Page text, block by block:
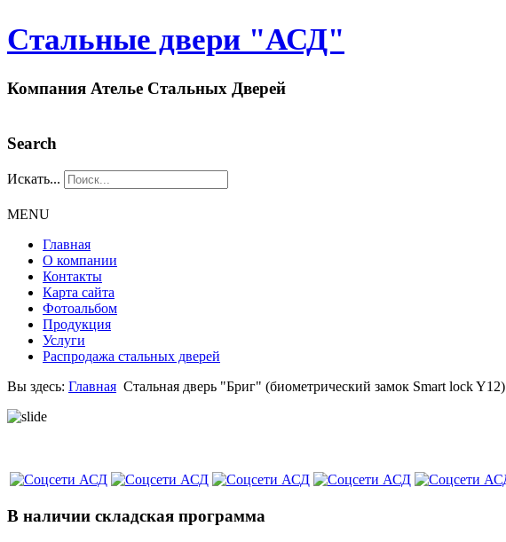
Стальные двери "АСД"
Компания Ателье Стальных Дверей
Search
Искать...
MENU
Главная
О компании
Контакты
Карта сайта
Фотоальбом
Продукция
Услуги
Распродажа стальных дверей
Вы здесь: Главная Стальная дверь "Бриг" (биометрический замок Smart lock Y12)
В наличии складская программа